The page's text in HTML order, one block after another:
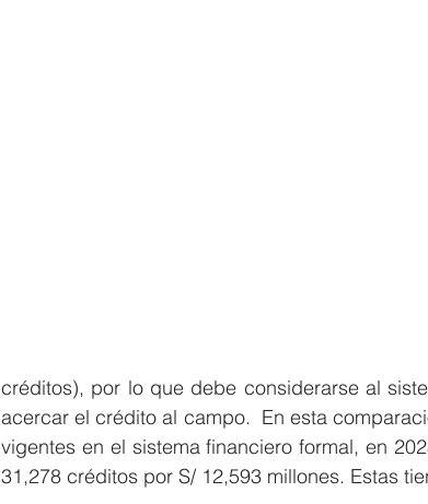
créditos), por lo que debe considerarse al
acercar el crédito al campo.  En esta
vigentes en el sistema financiero formal, en
31,278 créditos por S/ 12,593 millones. Estas